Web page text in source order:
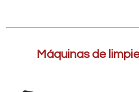
Máquinas de